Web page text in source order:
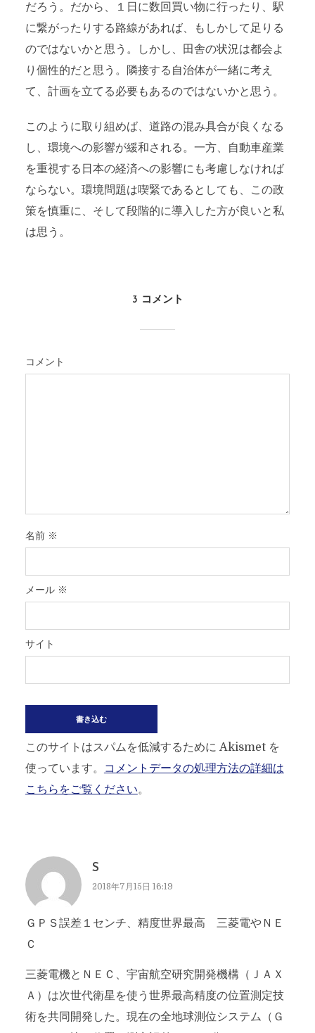
だろう。だから、１日に数回買い物に行ったり、駅
に繋がったりする路線があれば、もしかして足りる
のではないかと思う。しかし、田舎の状況は都会よ
り個性的だと思う。隣接する自治体が一緒に考え
て、計画を立てる必要もあるのではないかと思う。
このように取り組めば、道路の混み具合が良くなる
し、環境への影響が緩和される。一方、自動車産業
を重視する日本の経済への影響にも考慮しなければ
ならない。環境問題は喫緊であるとしても、この政
策を慎重に、そして段階的に導入した方が良いと私
は思う。
3 コメント
コメント
名前 ※
メール ※
サイト
このサイトはスパムを低減するために Akismet を
使っています。
コメントデータの処理方法の詳細は
こちらをご覧ください。
S
2018年7月15日 16:19
ＧＰＳ誤差１センチ、精度世界最高 三菱電やＮＥ
Ｃ
三菱電機とＮＥＣ、宇宙航空研究開発機構（ＪＡＸ
Ａ）は次世代衛星を使う世界最高精度の位置測定技
術を共同開発した。現在の全地球測位システム（Ｇ